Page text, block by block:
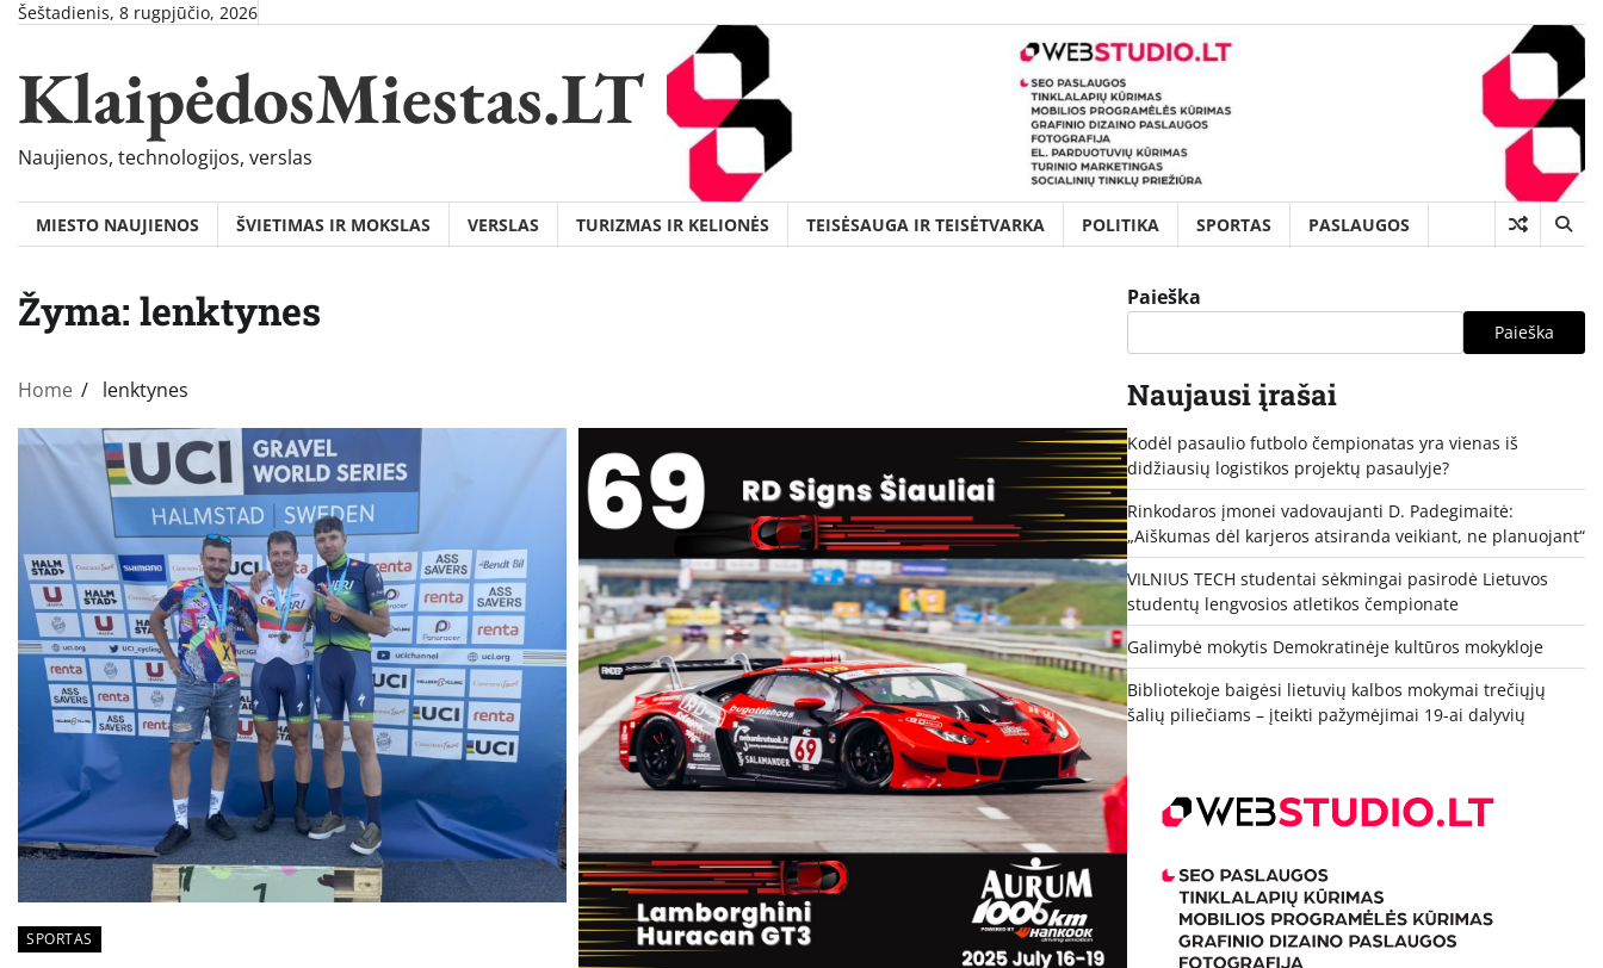
Skip
content
Šeštadienis, 8 rugpjūčio, 2026
KlaipėdosMiestas.LT
Naujienos, technologijos, verslas
MIESTO NAUJIENOS ŠVIETIMAS IR MOKSLAS VERSLAS TURIZMAS IR KELIONĖS TEISĖSAUGA IR TEISĖTVARKA POLITIKA SPORTAS PASLAUGOS
Žyma: lenktynes
Home lenktynes
SPORTAS
Paieška
Paieška
Naujausi įrašai
Kodėl pasaulio futbolo čempionatas yra vienas iš
didžiausių logistikos projektų pasaulyje?
Rinkodaros įmonei vadovaujanti D. Padegimaitė:
„Aiškumas dėl karjeros atsiranda veikiant, ne planuojant“
VILNIUS TECH studentai sėkmingai pasirodė Lietuvos
studentų lengvosios atletikos čempionate
Galimybė mokytis Demokratinėje kultūros mokykloje
Bibliotekoje baigėsi lietuvių kalbos mokymai trečiųjų
šalių piliečiams – įteikti pažymėjimai 19-ai dalyvių